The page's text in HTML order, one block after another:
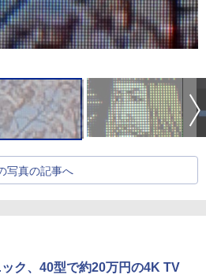
写真の記事へ
ク、40型で約20万円の4K TV